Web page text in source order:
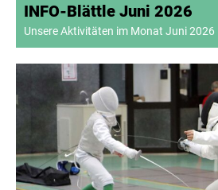
INFO-Blättle Juni 2026
Unsere Aktivitäten im Monat Juni 2026